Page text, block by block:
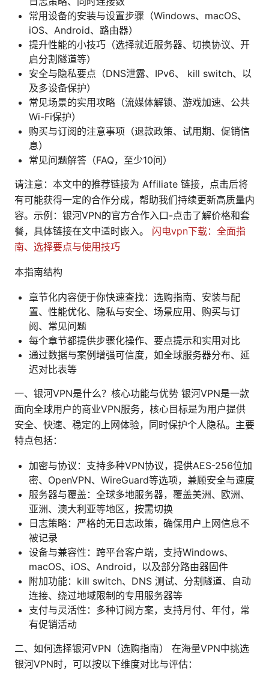
常用设备的安装与设置步骤（Windows、macOS、
iOS、Android、路由器）
提升性能的小技巧（选择就近服务器、切换协议、开
启分割隧道等）
安全与隐私要点（DNS泄露、IPv6、 kill switch、以
及多设备保护）
常见场景的实用攻略（流媒体解锁、游戏加速、公共
Wi-Fi保护）
购买与订阅的注意事项（退款政策、试用期、促销信
息）
常见问题解答（FAQ，至少10问）
请注意：本文中的推荐链接为 Affiliate 链接，点击后将
有可能获得一定的合作分成，帮助我们持续更新高质量内
容。示例：银河VPN的官方合作入口-点击了解价格和套
餐，具体链接在文中适时嵌入。 闪电vpn下载：全面指
南、选择要点与使用技巧
本指南结构
章节化内容便于你快速查找：选购指南、安装与配
置、性能优化、隐私与安全、场景应用、购买与订
阅、常见问题
每个章节都提供步骤化操作、要点提示和实用对比
通过数据与案例增强可信度，如全球服务器分布、延
迟对比表等
一、银河VPN是什么？核心功能与优势 银河VPN是一款
面向全球用户的商业VPN服务，核心目标是为用户提供
安全、快速、稳定的上网体验，同时保护个人隐私。主要
特点包括：
加密与协议：支持多种VPN协议，提供AES-256位加
密、OpenVPN、WireGuard等选项，兼顾安全与速度
服务器与覆盖：全球多地服务器，覆盖美洲、欧洲、
亚洲、澳大利亚等地区，按需切换
日志策略：严格的无日志政策，确保用户上网信息不
被记录
设备与兼容性：跨平台客户端，支持Windows、
macOS、iOS、Android，以及部分路由器固件
附加功能：kill switch、DNS 测试、分割隧道、自动
连接、绕过地域限制的专用服务器等
支付与灵活性：多种订阅方案，支持月付、年付，常
有促销活动
二、如何选择银河VPN（选购指南） 在海量VPN中挑选
银河VPN时，可以按以下维度对比与评估：